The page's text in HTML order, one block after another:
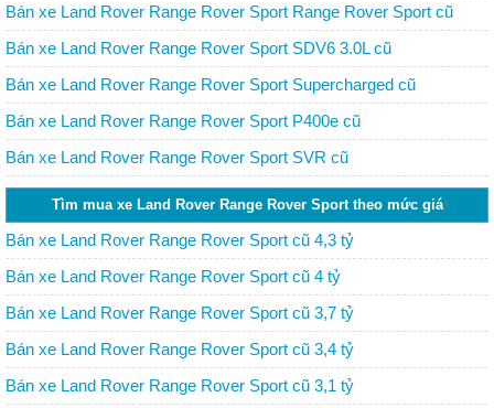
Bán xe Land Rover Range Rover Sport Range Rover Sport cũ
Bán xe Land Rover Range Rover Sport SDV6 3.0L cũ
Bán xe Land Rover Range Rover Sport Supercharged cũ
Bán xe Land Rover Range Rover Sport P400e cũ
Bán xe Land Rover Range Rover Sport SVR cũ
Tìm mua xe Land Rover Range Rover Sport theo mức giá
Bán xe Land Rover Range Rover Sport cũ 4,3 tỷ
Bán xe Land Rover Range Rover Sport cũ 4 tỷ
Bán xe Land Rover Range Rover Sport cũ 3,7 tỷ
Bán xe Land Rover Range Rover Sport cũ 3,4 tỷ
Bán xe Land Rover Range Rover Sport cũ 3,1 tỷ